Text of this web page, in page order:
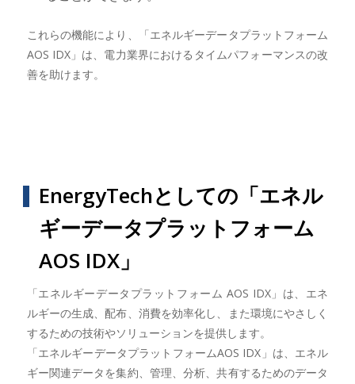
これらの機能により、「エネルギーデータプラットフォーム
AOS IDX」は、電力業界におけるタイムパフォーマンスの改
善を助けます。
EnergyTechとしての「エネル
ギーデータプラットフォーム
AOS IDX」
「エネルギーデータプラットフォーム AOS IDX」は、エネ
ルギーの生成、配布、消費を効率化し、また環境にやさしく
するための技術やソリューションを提供します。
「エネルギーデータプラットフォームAOS IDX」は、エネル
ギー関連データを集約、管理、分析、共有するためのデータ